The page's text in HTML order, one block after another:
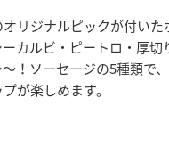
リジナルピックが付い
ーカルビ・ピートロ・厚
！ソーセージの5種類で
が楽しめます。